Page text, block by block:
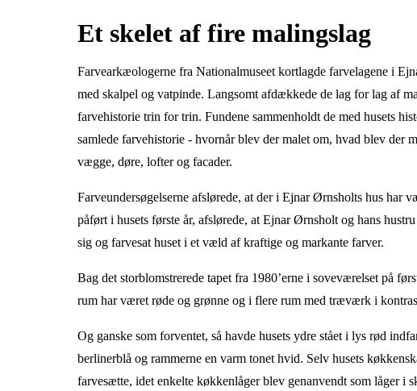
Et skelet af fire malingslag
Farvearkæologerne fra Nationalmuseet kortlagde farvelagene i
med skalpel og vatpinde. Langsomt afdækkede de lag for lag af
farvehistorie trin for trin. Fundene sammenholdt de med husets
samlede farvehistorie - hvornår blev der malet om, hvad blev der
vægge, døre, lofter og facader.
Farveundersøgelserne afslørede, at der i Ejnar Ørnsholts hus har
påført i husets første år, afslørede, at Ejnar Ørnsholt og hans
sig og farvesat huset i et væld af kraftige og markante farver.
Bag det storblomstrerede tapet fra 1980’erne i soveværelset på
rum har været røde og grønne og i flere rum med træværk i
Og ganske som forventet, så havde husets ydre stået i lys rød
berlinerblå og rammerne en varm tonet hvid. Selv husets
farvesætte, idet enkelte køkkenlåger blev genanvendt som låger i